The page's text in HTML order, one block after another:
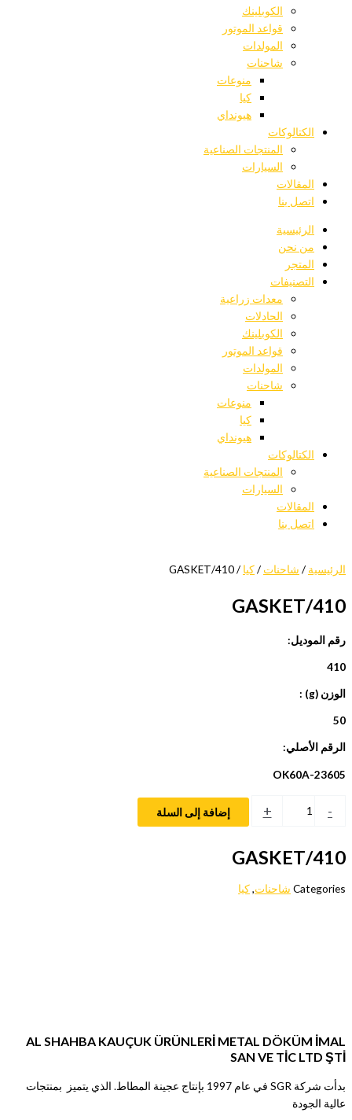
الكوبلينك
قواعد الموتور
المولدات
شاحنات
منوعات
كيا
هيونداي
الكتالوكات
المنتجات الصناعية
السيارات
المقالات
اتصل بنا
الرئيسية
من نحن
المتجر
التصنيفات
معدات زراعية
الحادلات
الكوبلينك
قواعد الموتور
المولدات
شاحنات
منوعات
كيا
هيونداي
الكتالوكات
المنتجات الصناعية
السيارات
المقالات
اتصل بنا
الرئيسية / شاحنات /كيا / 410/GASKET
410/GASKET
رقم الموديل:
410
الوزن (g) :
50
الرقم الأصلي:
OK60A-23605
-
+ إضافة إلى السلة
410/GASKET
Categories شاحنات,كيا
AL SHAHBA KAUÇUK ÜRÜNLERİ METAL DÖKÜM İMAL
SAN VE TİC LTD ŞTİ
بدأت شركة SGR في عام 1997 بإنتاج عجينة المطاط. الذي يتميز بمنتجات
عالية الجودة